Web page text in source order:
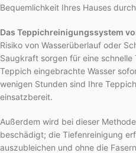
Bequemlichkeit Ihres Hauses
Das Teppichreinigungssystem
Risiko von Wasserüberlauf oder
Saugkraft sorgen für eine
Teppich eingebrachte Wasser
wenigen Stunden sind Ihre
einsatzbereit.
Außerdem wird bei dieser
beschädigt; die Tiefenreinigung
auszubleichen und ohne die